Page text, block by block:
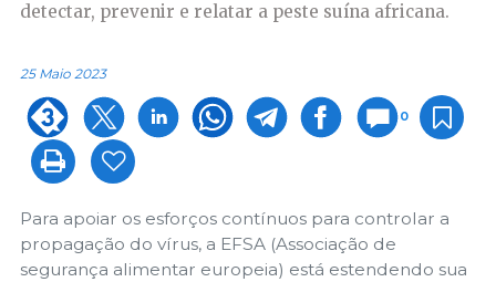
detectar, prevenir e relatar a peste suína africana.
25 Maio 2023
0
Para apoiar os esforços contínuos para controlar a
propagação do vírus, a EFSA (Associação de
segurança alimentar europeia) está estendendo sua